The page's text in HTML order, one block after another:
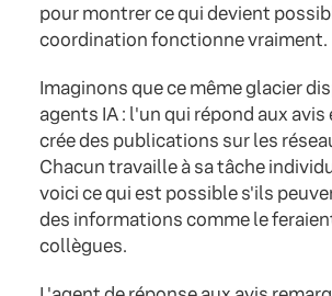
pour montrer ce qui devient
coordination fonctionne vraiment.
Imaginons que ce même glacier
agents IA : l'un qui répond aux
crée des publications sur les
Chacun travaille à sa tâche
voici ce qui est possible s'ils
des informations comme le
collègues.